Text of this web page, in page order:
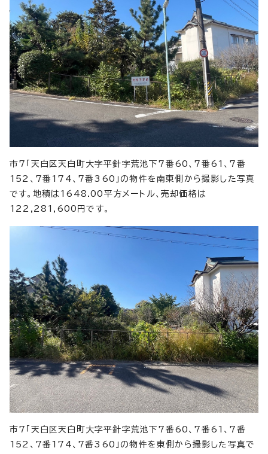
市7「天白区天白町大字平針字荒池下7番60、7番61、7番
152、7番174、7番360」の物件を南東側から撮影した写真
です。地積は1648.00平方メートル、売却価格は
122,281,600円です。
市7「天白区天白町大字平針字荒池下7番60、7番61、7番
152、7番174、7番360」の物件を東側から撮影した写真で